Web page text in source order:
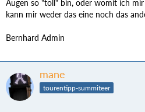
Augen so "toll" bin, oder womit ich
kann mir weder das eine noch das
Bernhard Admin
mane
tourentipp-summiteer